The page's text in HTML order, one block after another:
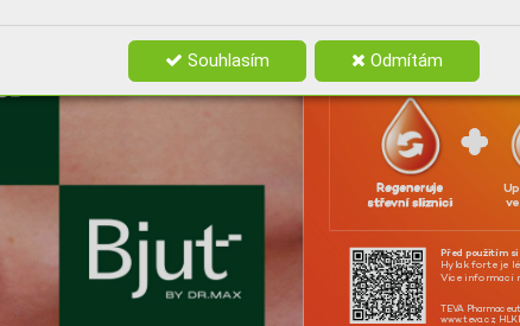
Souhlasím Odmítám
Regeneruje
střevní sliznici
v
Před použitím si
Hylak forte je
Více informací
TEVA
www.teva.cz,
Běhe
antib